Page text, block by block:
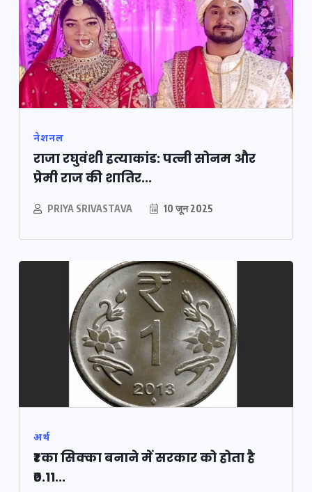
नेशनल
राजा रघुवंशी हत्याकांड: पत्नी सोनम और
प्रेमी राज की शातिर...
PRIYA SRIVASTAVA 10 जून 2025
अर्थ
₹1 का सिक्का बनाने में सरकार को होता है
₹0.11...